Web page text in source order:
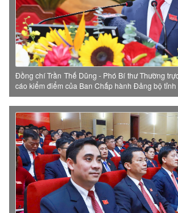
Đồng chí Trần Thế Dũng - Phó Bí thư Thường
cáo kiểm điểm của Ban Chấp hành Đảng bộ tỉnh